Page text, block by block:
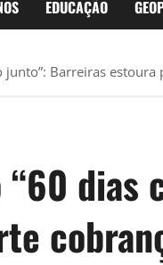
EDUCAÇÃO
Barreiras
dias